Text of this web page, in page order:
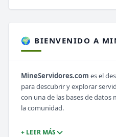
🌍 BIENVENIDO A
MineServidores.com es el
para descubrir y explorar
con una de las bases de datos
la comunidad.
+ LEER MÁS